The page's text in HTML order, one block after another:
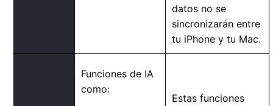
datos no se
sincronizarán entre
tu iPhone y tu Mac.
Funciones de IA
como:
Estas funciones